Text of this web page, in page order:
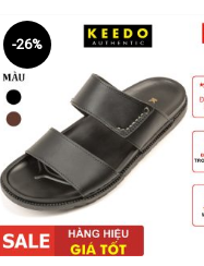
-26%
+